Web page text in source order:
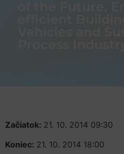
Začiatok: 21. 10. 2014 09:30
Koniec: 21. 10. 2014 18:00